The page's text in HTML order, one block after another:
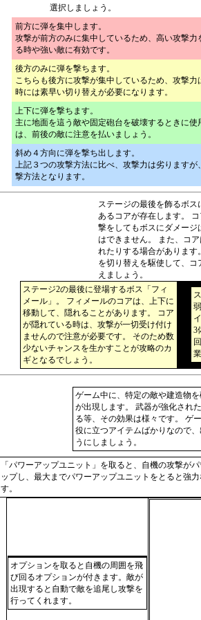
選択しましょう。
前方に弾を集中します。
攻撃が前方のみに集中しているため、高い攻撃
る時や強い敵に有効です。
後方のみに弾を撃ちます。
こちらも後方に攻撃が集中しているため、攻撃
時には素早い切り替えが必要になります。
上下に弾を撃ちます。
主に地面を這う敵や固定砲台を破壊するときに
は、前後の敵に注意を払いましょう。
斜め４方向に弾を撃ち出します。
上記３つの攻撃方法に比べ、攻撃力は劣ります
撃方法となります。
ステージの最後を飾るボス
あるコアが存在します。
撃をしてもボスにダメージ
はできません。 また、コ
れたりする場合があります
を切り替えを駆使して、コ
えましょう。
ステージ2の最後に登場するボス「フィ
メール」。 フィメールのコアは、上下に
移動して、隠れることがあります。 コア
が隠れている時は、攻撃が一切受け付け
ませんので注意が必要です。 そのため数
少ないチャンスを生かすことが攻略のカ
ギとなるでしょう。
3
ゲーム中に、特定の敵や建造物
が出現します。 武器が強化され
る等、その効果は様々です。 ゲ
役に立つアイテムばかりなので
うにしましょう。
「パワーアップユニット」を取ると、自機の攻撃が
ップし、最大までパワーアップユニットをとると強
す。
オプションを取ると自機の周囲を飛
び回るオプションが付きます。敵が
出現すると自動で敵を追尾し攻撃を
行ってくれます。